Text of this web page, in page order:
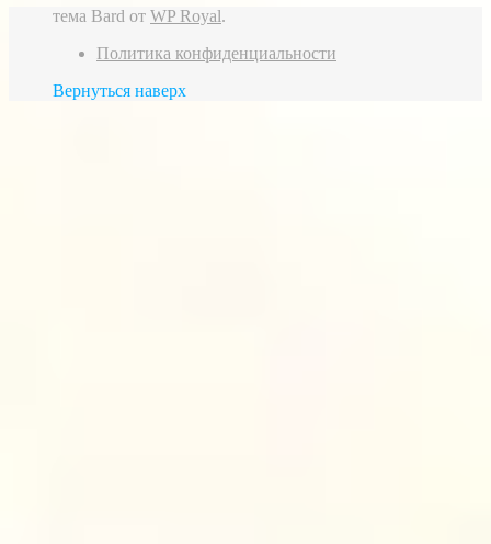
тема Bard от WP Royal.
Политика конфиденциальности
Вернуться наверх